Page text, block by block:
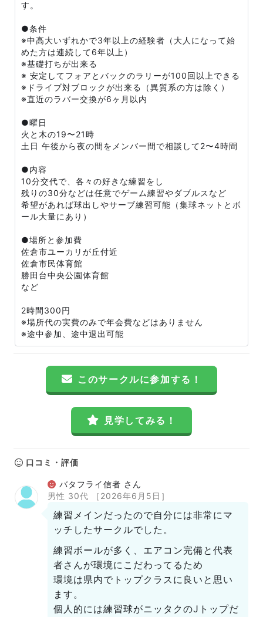
す。
●条件
※中高大いずれかで3年以上の経験者（大人になって始
めた方は連続して6年以上）
※基礎打ちが出来る
※ 安定してフォアとバックのラリーが100回以上できる
※ドライブ対ブロックが出来る（異質系の方は除く）
※直近のラバー交換が6ヶ月以内
●曜日
火と木の19〜21時
土日 午後から夜の間をメンバー間で相談して2〜4時間
●内容
10分交代で、各々の好きな練習をし
残りの30分などは任意でゲーム練習やダブルスなど
希望があれば球出しやサーブ練習可能（集球ネットとボ
ール大量にあり）
●場所と参加費
佐倉市ユーカリが丘付近
佐倉市民体育館
勝田台中央公園体育館
など
2時間300円
※場所代の実費のみで年会費などはありません
※途中参加、途中退出可能
このサークルに参加する！
見学してみる！
口コミ・評価
バタフライ信者 さん
男性 30代
［2026年6月5日］
練習メインだったので自分には非常にマ
ッチしたサークルでした。
練習ボールが多く、エアコン完備と代表
者さんが環境にこだわってるため
環境は県内でトップクラスに良いと思い
ます。
個人的には練習球がニッタクのJトップだ